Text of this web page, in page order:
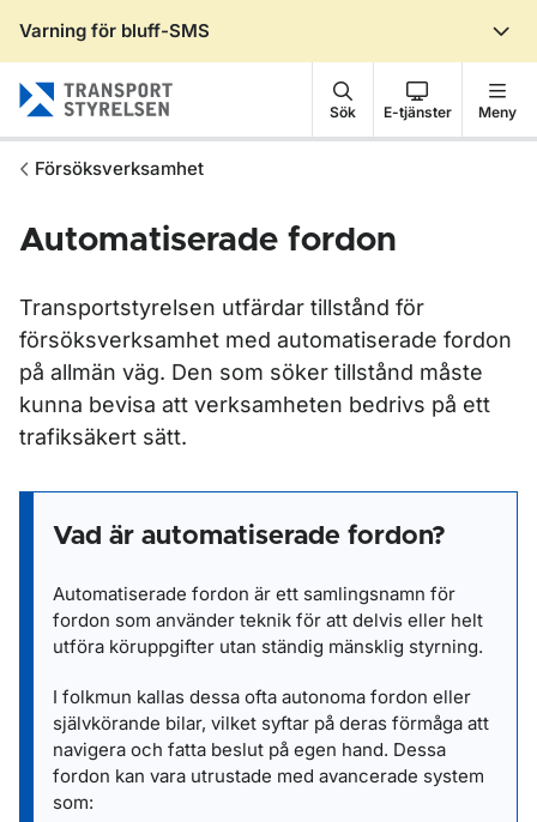
Varning för bluff-SMS
Sök E-tjänster Meny
Försöksverksamhet
Automatiserade fordon
Transportstyrelsen utfärdar tillstånd för
försöksverksamhet med automatiserade fordon
på allmän väg. Den som söker tillstånd måste
kunna bevisa att verksamheten bedrivs på ett
trafiksäkert sätt.
Vad är automatiserade fordon?
Automatiserade fordon är ett samlingsnamn för
fordon som använder teknik för att delvis eller helt
utföra köruppgifter utan ständig mänsklig styrning.
I folkmun kallas dessa ofta autonoma fordon eller
självkörande bilar, vilket syftar på deras förmåga att
navigera och fatta beslut på egen hand. Dessa
fordon kan vara utrustade med avancerade system
som: